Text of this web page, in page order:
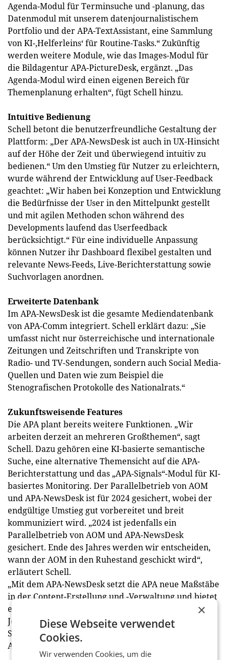
Agenda-Modul für Terminsuche und -planung, das
Datenmodul mit unserem datenjournalistischem
Portfolio und der APA-TextAssistant, eine Sammlung
von KI-‚Helferleins‘ für Routine-Tasks.“ Zukünftig
werden weitere Module, wie das Images-Modul für
die Bildagentur APA-PictureDesk, ergänzt. „Das
Agenda-Modul wird einen eigenen Bereich für
Themenplanung erhalten“, fügt Schell hinzu.
Intuitive Bedienung
Schell betont die benutzerfreundliche Gestaltung der
Plattform: „Der APA-NewsDesk ist auch in UX-Hinsicht
auf der Höhe der Zeit und überwiegend intuitiv zu
bedienen.“ Um den Umstieg für Nutzer zu erleichtern,
wurde während der Entwicklung auf User-Feedback
geachtet: „Wir haben bei Konzeption und Entwicklung
die Bedürfnisse der User in den Mittelpunkt gestellt
und mit agilen Methoden schon während des
Developments laufend das Userfeedback
berücksichtigt.“ Für eine individuelle Anpassung
können Nutzer ihr Dashboard flexibel gestalten und
relevante News-Feeds, Live-Berichterstattung sowie
Suchvorlagen anordnen.
Erweiterte Datenbank
Im APA-NewsDesk ist die gesamte Mediendatenbank
von APA-Comm integriert. Schell erklärt dazu: „Sie
umfasst nicht nur österreichische und internationale
Zeitungen und Zeitschriften und Transkripte von
Radio- und TV-Sendungen, sondern auch Social Media-
Quellen und Daten wie zum Beispiel die
Stenografischen Protokolle des Nationalrats.“
Zukunftsweisende Features
Die APA plant bereits weitere Funktionen. „Wir
arbeiten derzeit an mehreren Großthemen“, sagt
Schell. Dazu gehören eine KI-basierte semantische
Suche, eine alternative Themensicht auf die APA-
Berichterstattung und das „APA-Signals“-Modul für KI-
basiertes Monitoring. Der Parallelbetrieb von AOM
und APA-NewsDesk ist für 2024 gesichert, wobei der
endgültige Umstieg gut vorbereitet und breit
kommuniziert wird. „2024 ist jedenfalls ein
Parallelbetrieb von AOM und APA-NewsDesk
gesichert. Ende des Jahres werden wir entscheiden,
wann der AOM in den Ruhestand geschickt wird“,
erläutert Schell.
„Mit dem APA-NewsDesk setzt die APA neue Maßstäbe
in der Content-Erstellung und -Verwaltung und bietet
eine moderne, flexible Plattform für den digitalen
Journalismus und die Kommunikationsbranche“, so
Schell abschließend über die Neuerungen bei der
Austria Presse Agentur.
×
Diese Webseite verwendet
Cookies.
Wir verwenden Cookies, um die